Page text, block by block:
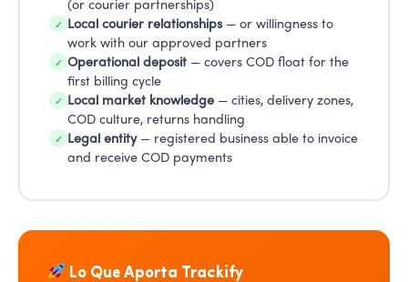
✓ Local courier relationships— or willingness to
work with our approved partners
✓ Operational deposit — covers COD float for the
first billing cycle
✓ Local market knowledge — cities, delivery zones,
COD culture, returns handling
✓ Legal entity— registered business able to invoice
and receive COD payments
Lo Que Aporta Trackify